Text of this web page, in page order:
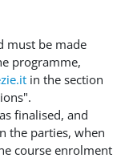
must be made
programme,
in the section
finalised, and
the parties, when
course enrolment